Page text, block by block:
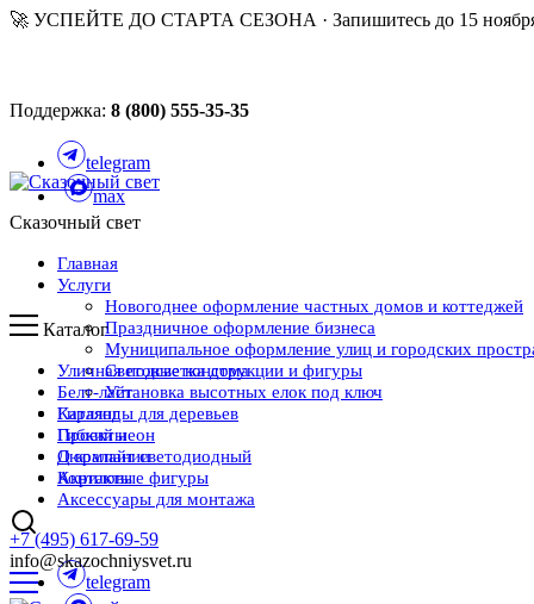
🚀 УСПЕЙТЕ ДО СТАРТА СЕЗОНА · Запишитесь до 15 ноября
Поддержка: 8 (800) 555-35-35
telegram
max
Сказочный свет
Главная
Услуги
Новогоднее оформление частных домов и коттеджей
Праздничное оформление бизнеса
Муниципальное оформление улиц и городских
Световые конструкции и фигуры
Установка высотных елок под ключ
Каталог
Проекты
О компании
Контакты
telegram
Каталог
Уличная подсветка дома
Белт-лайт
Гирлянды для деревьев
Гибкий неон
Дюралайт светодиодный
Акриловые фигуры
Аксессуары для монтажа
+7 (495) 617-69-59
info@skazochniysvet.ru